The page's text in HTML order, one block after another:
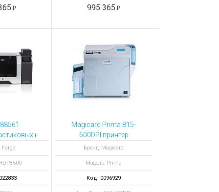
995 365
карт HDP8500 с кодировщиками OMNIKEY 5121 и 5125
Fargo
Magicard Prima 815-
600DPI принтер
пластиковых карт
Prima 600DPI Duo
Smart
Бренд: Magicard
Модель: Prima
Код: 0096929